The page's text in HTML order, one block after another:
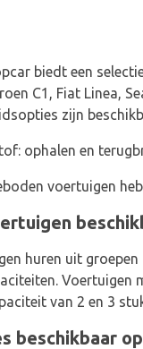
biedt een
C1, Fiat Linea,
zijn
ophalen en
voertuigen
huren uit
Voertuigen
van 2 en 3
beschikbaar